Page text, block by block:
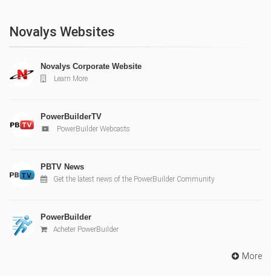
Novalys Websites
Novalys Corporate Website
Learn More
PowerBuilderTV
PowerBuilder Webcasts
PBTV News
Get the latest news of the PowerBuilder Community
PowerBuilder
Acheter PowerBuilder
More